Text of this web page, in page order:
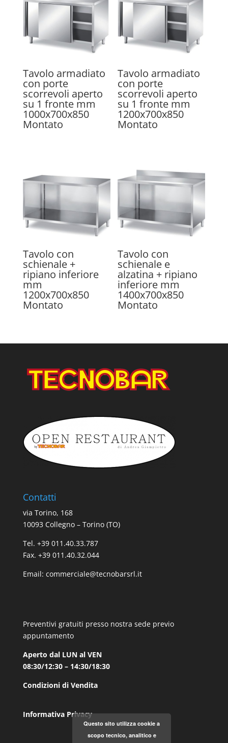
Tavolo armadiato
con porte
scorrevoli aperto
su 1 fronte mm
1000x700x850
Montato
Tavolo armadiato
con porte
scorrevoli aperto
su 1 fronte mm
1200x700x850
Montato
Tavolo con
schienale +
ripiano inferiore
mm
1200x700x850
Montato
Tavolo con
schienale e
alzatina + ripiano
inferiore mm
1400x700x850
Montato
Contatti
via Torino, 168
10093 Collegno – Torino (TO)
Tel. +39 011.40.33.787
Fax. +39 011.40.32.044
Email: commerciale@tecnobarsrl.it
Preventivi gratuiti presso nostra sede previo
appuntamento
Aperto dal LUN al VEN
08:30/12:30 – 14:30/18:30
Condizioni di Vendita
Informativa Privacy
Questo sito utilizza cookie a
scopo tecnico, analitico e